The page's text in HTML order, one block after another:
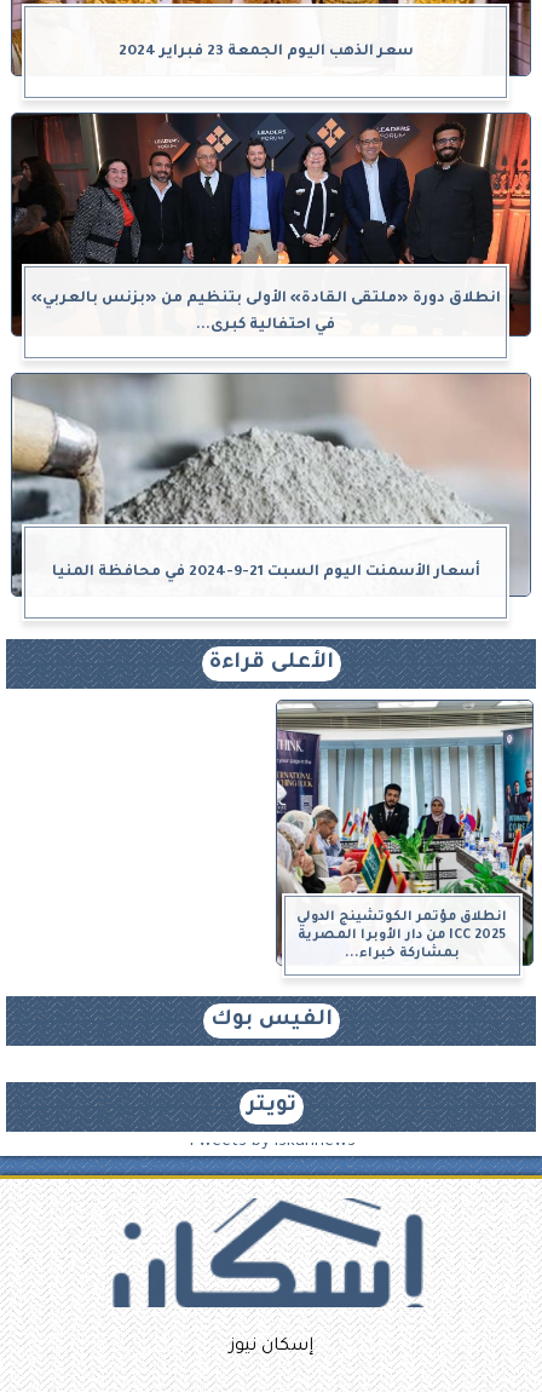
سعر الذهب اليوم الجمعة 23 فبراير 2024
انطلاق دورة «ملتقى القادة» الأولى بتنظيم من «بزنس بالعربي»
في احتفالية كبرى...
أسعار الأسمنت اليوم السبت 21-9-2024 في محافظة المنيا
الأعلى قراءة
انطلاق مؤتمر الكوتشينج الدولي
ICC 2025 من دار الأوبرا المصرية
بمشاركة خبراء...
الفيس بوك
تويتر
Tweets by iskannews
إسكان نيوز